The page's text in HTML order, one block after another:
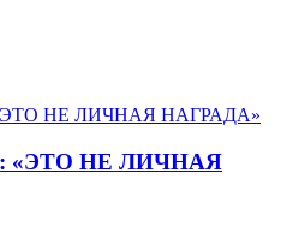
«ЭТО НЕ ЛИЧНАЯ